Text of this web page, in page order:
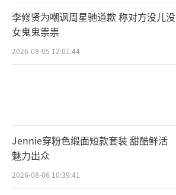
李修贤为嘲讽周星驰道歉 称对方没儿没
女鬼鬼祟祟
2026-08-05 12:01:44
Jennie穿粉色缎面短款套装 甜酷鲜活
魅力出众
2026-08-06 10:39:41